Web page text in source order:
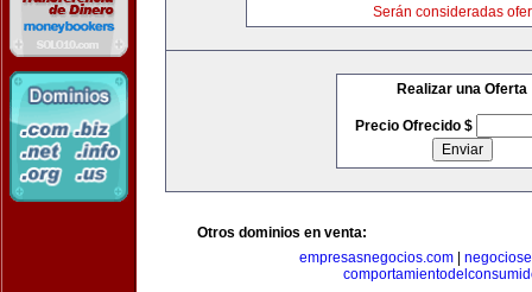
Serán consideradas
Realizar una Oferta
Precio Ofrecido $
Otros dominios en venta:
empresasnegocios.com|